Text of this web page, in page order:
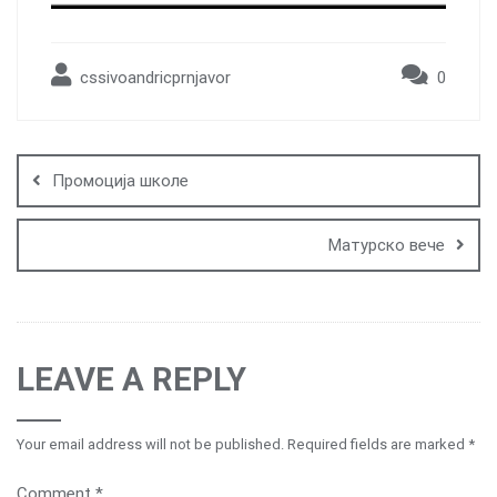
cssivoandricprnjavor 0
navigation
Промоција школе
Матурско вече
LEAVE A REPLY
Your email address will not be published. Required fields are marked *